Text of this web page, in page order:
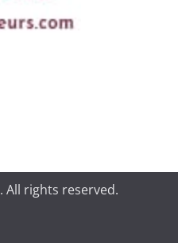
. All rights reserved.